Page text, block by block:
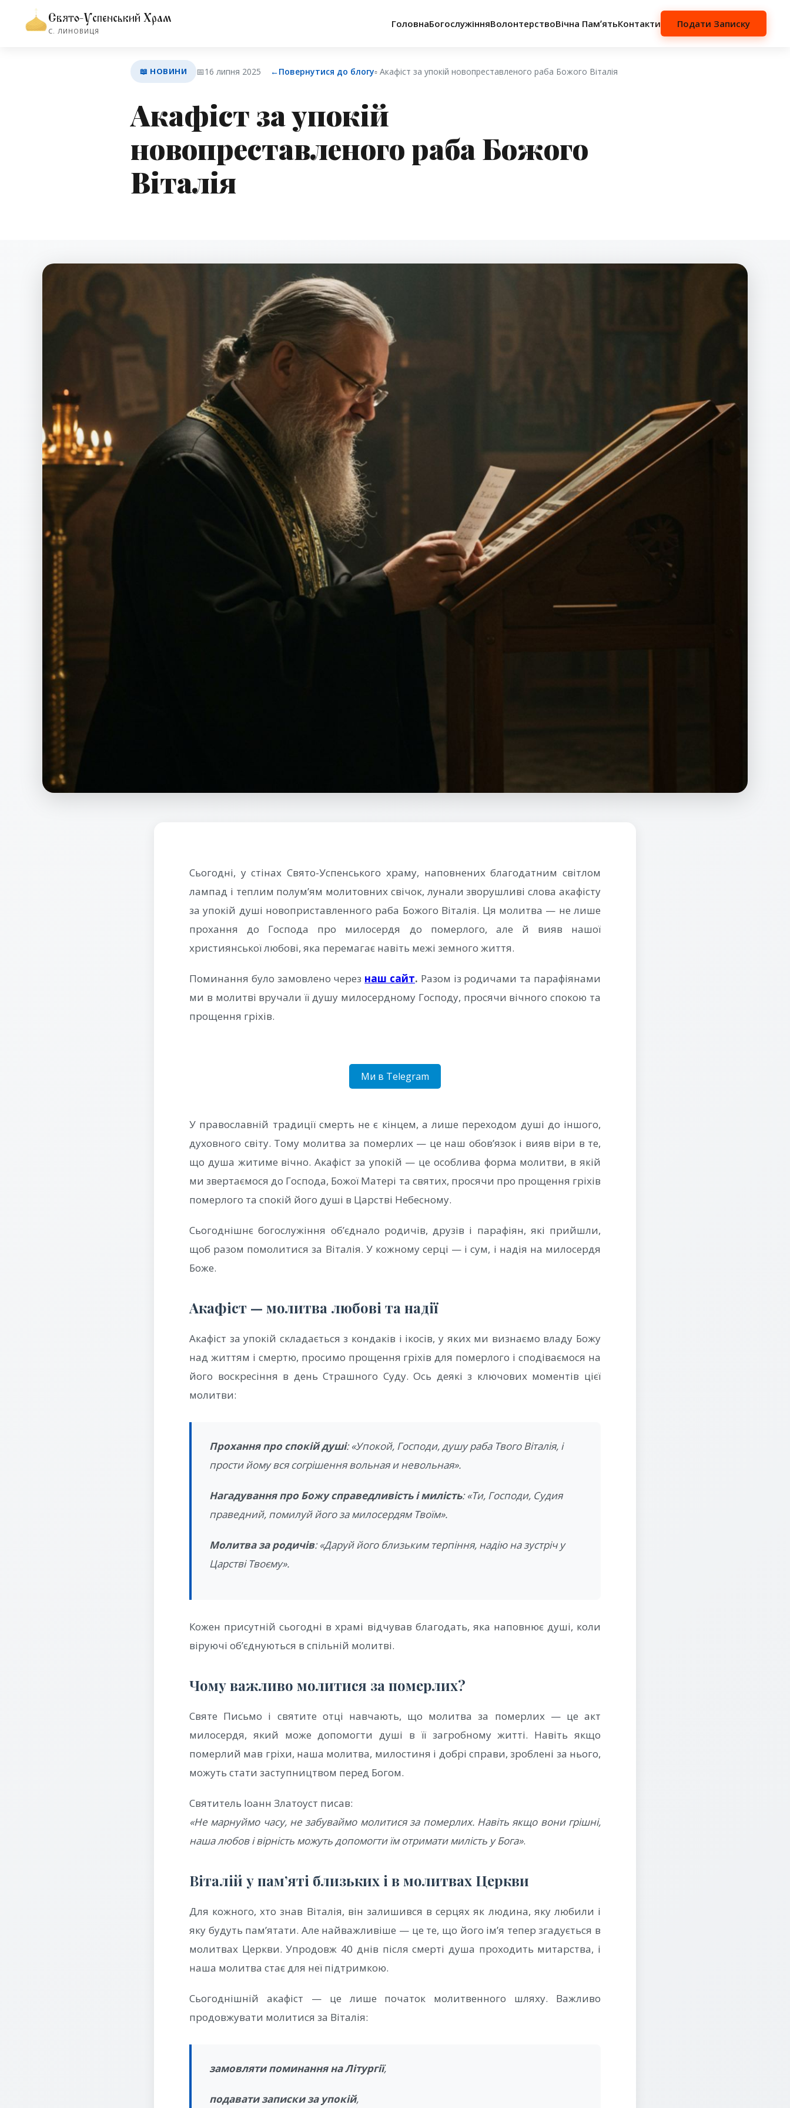
Свято-Успенський Храм
С. ЛИНОВИЦЯ
ГоловнаБогослужінняВолонтерствоВічна ПамʼятьКонтакти Подати Записку
📖 НОВИНИ 📅16 липня 2025 ←Повернутися до блогу▫︎ Акафіст за упокій новопреставленого раба Божого Віталія
Акафіст за упокій
новопреставленого раба Божого
Віталія
Сьогодні, у стінах Свято-Успенського храму, наповнених благодатним світлом
лампад і теплим полум’ям молитовних свічок, лунали зворушливі слова акафісту
за упокій душі новоприставленного раба Божого Віталія. Ця молитва — не лише
прохання до Господа про милосердя до померлого, але й вияв нашої
християнської любові, яка перемагає навіть межі земного життя.
Поминання було замовлено через наш сайт. Разом із родичами та парафіянами
ми в молитві вручали її душу милосердному Господу, просячи вічного спокою та
прощення гріхів.
Ми в Telegram
У православній традиції смерть не є кінцем, а лише переходом душі до іншого,
духовного світу. Тому молитва за померлих — це наш обов’язок і вияв віри в те,
що душа житиме вічно. Акафіст за упокій — це особлива форма молитви, в якій
ми звертаємося до Господа, Божої Матері та святих, просячи про прощення гріхів
померлого та спокій його душі в Царстві Небесному.
Сьогоднішнє богослужіння об’єднало родичів, друзів і парафіян, які прийшли,
щоб разом помолитися за Віталія. У кожному серці — і сум, і надія на милосердя
Боже.
Акафіст — молитва любові та надії
Акафіст за упокій складається з кондаків і ікосів, у яких ми визнаємо владу Божу
над життям і смертю, просимо прощення гріхів для померлого і сподіваємося на
його воскресіння в день Страшного Суду. Ось деякі з ключових моментів цієї
молитви:
Прохання про спокій душі:«Упокой, Господи, душу раба Твого Віталія, і
прости йому вся согрішення вольная и невольная».
Нагадування про Божу справедливість і милість:«Ти, Господи, Судия
праведний, помилуй його за милосердям Твоїм».
Молитва за родичів:«Даруй його близьким терпіння, надію на зустріч у
Царстві Твоєму».
Кожен присутній сьогодні в храмі відчував благодать, яка наповнює душі, коли
віруючі об’єднуються в спільній молитві.
Чому важливо молитися за померлих?
Святе Письмо і святите отці навчають, що молитва за померлих — це акт
милосердя, який може допомогти душі в її загробному житті. Навіть якщо
померлий мав гріхи, наша молитва, милостиня і добрі справи, зроблені за нього,
можуть стати заступництвом перед Богом.
Святитель Іоанн Златоуст писав:
«Не марнуймо часу, не забуваймо молитися за померлих. Навіть якщо вони грішні,
наша любов і вірність можуть допомогти їм отримати милість у Бога».
Віталій у пам’яті близьких і в молитвах Церкви
Для кожного, хто знав Віталія, він залишився в серцях як людина, яку любили і
яку будуть пам’ятати. Але найважливіше — це те, що його ім’я тепер згадується в
молитвах Церкви. Упродовж 40 днів після смерті душа проходить митарства, і
наша молитва стає для неї підтримкою.
Сьогоднішній акафіст — це лише початок молитвенного шляху. Важливо
продовжувати молитися за Віталія:
замовляти поминання на Літургії,
подавати записки за упокій,